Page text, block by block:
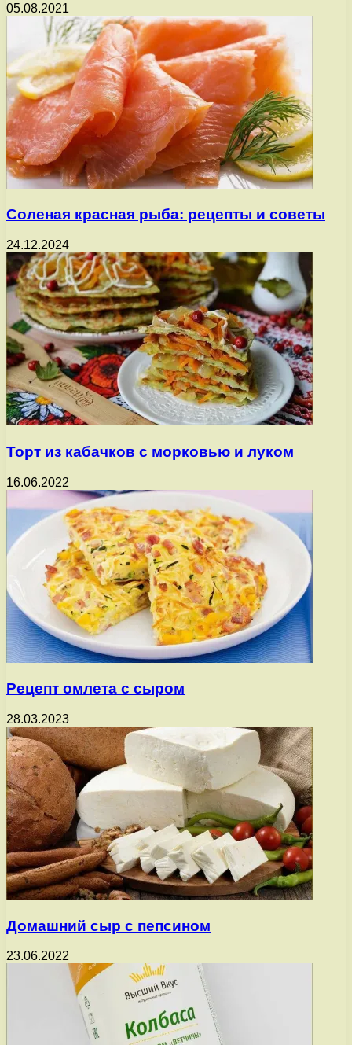
05.08.2021
Соленая красная рыба: рецепты и советы
24.12.2024
Торт из кабачков с морковью и луком
16.06.2022
Рецепт омлета с сыром
28.03.2023
Домашний сыр с пепсином
23.06.2022